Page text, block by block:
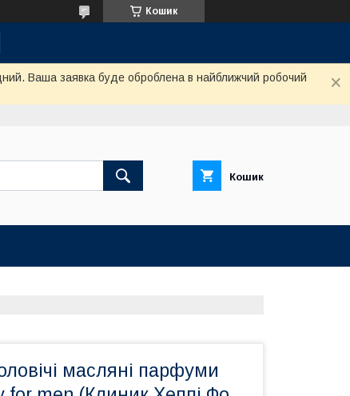
Кошик
Ваша заявка буде оброблена в найближчий робочий
Кошик
масляні парфуми